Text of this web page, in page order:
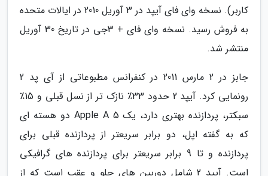
کاربر). نسخه وای فای آیپد در 3 آوریل 2010 در ایالات متحده
به فروش رسید. نسخه وای فای + 3جی در تاریخ 30 آوریل
منتشر شد.
جابز در 2 مارس 2011 در کنفرانس مطبوعاتی از آی پد 2
رونمایی کرد. آیپد 2 حدود 33٪ نازک تر از نسل قبلی و 15٪
سبکتر، پردازنده بهتری دارد، یک Apple A 5 دو هسته ای
که به گفته اپل، دو برابر سریعتر از پردازنده قبلی برای
پردازنده و تا 9 برابر سریعتر برای پردازنده های گرافیکی
است. آیپد 2 شامل دوربین های جلو و عقب است که از